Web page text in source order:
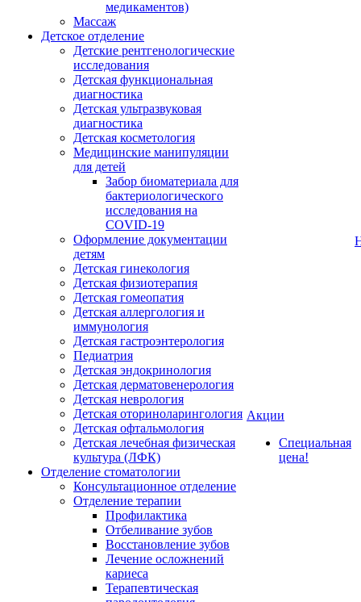
медикаментов)
Массаж
Детское отделение
Детские рентгенологические
исследования
Детская функциональная
диагностика
Детская ультразвуковая
диагностика
Детская косметология
Медицинские манипуляции
для детей
Забор биоматериала для
бактериологического
исследования на
COVID-19
Оформление документации
детям
Детская гинекология
Детская физиотерапия
Детская гомеопатия
Детская аллергология и
иммунология
Детская гастроэнтерология
Педиатрия
Детская эндокринология
Детская дерматовенерология
Детская неврология
Детская оториноларингология
Детская офтальмология
Детская лечебная физическая
культура (ЛФК)
Отделение стоматологии
Консультационное отделение
Отделение терапии
Профилактика
Отбеливание зубов
Восстановление зубов
Лечение осложнений
кариеса
Терапевтическая
Акции
Специальная
цена!